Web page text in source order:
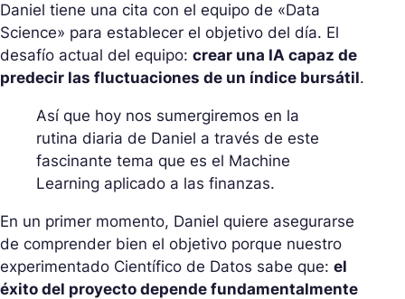
Daniel tiene una cita con el equipo de «Data
Science» para establecer el objetivo del día. El
desafío actual del equipo: crear una IA capaz de
predecir las fluctuaciones de un índice bursátil.
Así que hoy nos sumergiremos en la
rutina diaria de Daniel a través de este
fascinante tema que es el Machine
Learning aplicado a las finanzas.
En un primer momento, Daniel quiere asegurarse
de comprender bien el objetivo porque nuestro
experimentado Científico de Datos sabe que: el
éxito del proyecto depende fundamentalmente